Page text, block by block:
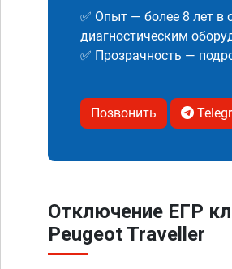
✅ Опыт — более 8 лет в
диагностическим
✅ Прозрачность —
Позвонить
Отключение ЕГР
Peugeot Traveller